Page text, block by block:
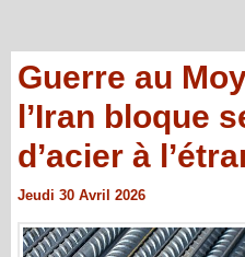
Guerre au
l’Iran bloque
d’acier à
Jeudi 30 Avril 2026